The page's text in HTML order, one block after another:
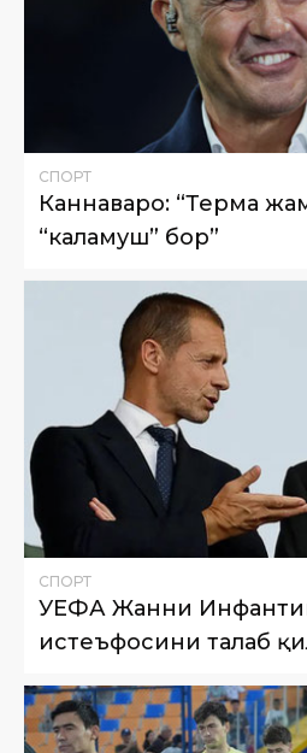
СПОРТ
Каннаваро: “Терма
“каламуш” бор”
СПОРТ
УЕФА Жанни
истеъфосини талаб